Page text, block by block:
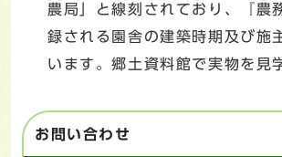
農局」と線刻されており、『農
録される園舎の建築時期及び施
います。郷土資料館で実物を見
お問い合わせ